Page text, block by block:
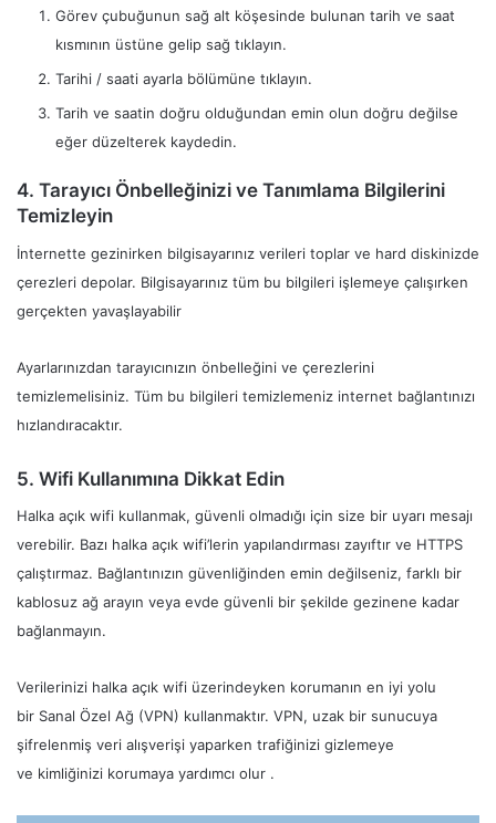
Görev çubuğunun sağ alt köşesinde bulunan tarih ve saat
kısmının üstüne gelip sağ tıklayın.
Tarihi / saati ayarla bölümüne tıklayın.
Tarih ve saatin doğru olduğundan emin olun doğru değilse
eğer düzelterek kaydedin.
4. Tarayıcı Önbelleğinizi ve Tanımlama Bilgilerini
Temizleyin
İnternette gezinirken bilgisayarınız verileri toplar ve hard diskinizde
çerezleri depolar. Bilgisayarınız tüm bu bilgileri işlemeye çalışırken
gerçekten yavaşlayabilir
Ayarlarınızdan tarayıcınızın önbelleğini ve çerezlerini
temizlemelisiniz. Tüm bu bilgileri temizlemeniz internet bağlantınızı
hızlandıracaktır.
5. Wifi Kullanımına Dikkat Edin
Halka açık wifi kullanmak, güvenli olmadığı için size bir uyarı mesajı
verebilir. Bazı halka açık wifi’lerin yapılandırması zayıftır ve HTTPS
çalıştırmaz. Bağlantınızın güvenliğinden emin değilseniz, farklı bir
kablosuz ağ arayın veya evde güvenli bir şekilde gezinene kadar
bağlanmayın.
Verilerinizi halka açık wifi üzerindeyken korumanın en iyi yolu
bir Sanal Özel Ağ (VPN) kullanmaktır. VPN, uzak bir sunucuya
şifrelenmiş veri alışverişi yaparken trafiğinizi gizlemeye
ve kimliğinizi korumaya yardımcı olur .